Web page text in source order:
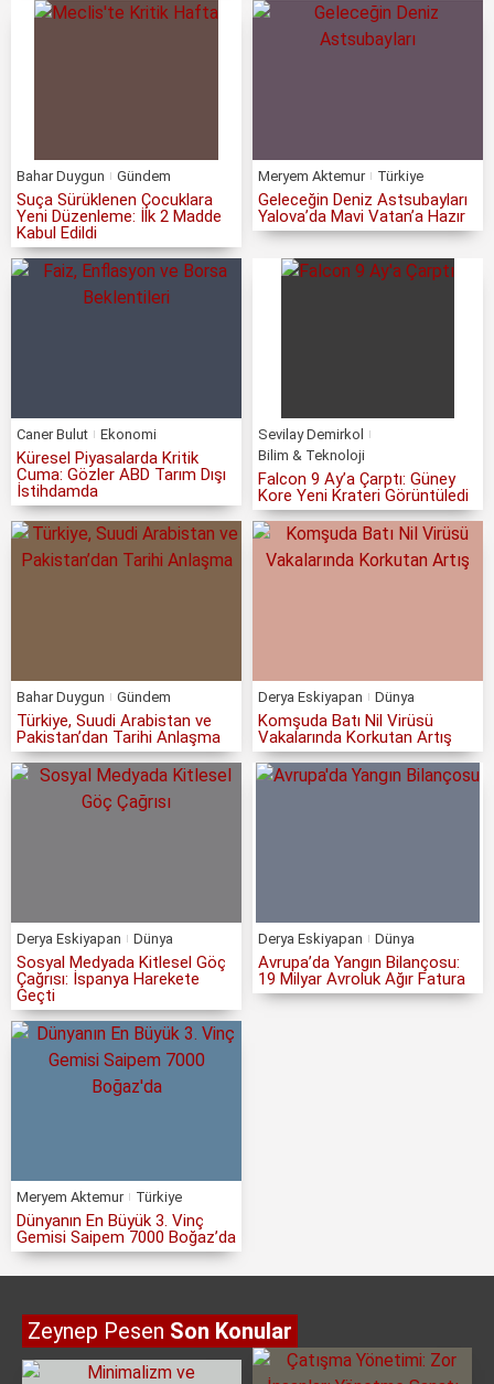
Bahar Duygun Gündem
Suça Sürüklenen Çocuklara
Yeni Düzenleme: İlk 2 Madde
Kabul Edildi
Meryem Aktemur Türkiye
Geleceğin Deniz Astsubayları
Yalova’da Mavi Vatan’a Hazır
Caner Bulut Ekonomi
Küresel Piyasalarda Kritik
Cuma: Gözler ABD Tarım Dışı
İstihdamda
Sevilay Demirkol
Bilim & Teknoloji
Falcon 9 Ay’a Çarptı: Güney
Kore Yeni Krateri Görüntüledi
Bahar Duygun Gündem
Türkiye, Suudi Arabistan ve
Pakistan’dan Tarihi Anlaşma
Derya Eskiyapan Dünya
Komşuda Batı Nil Virüsü
Vakalarında Korkutan Artış
Derya Eskiyapan Dünya
Sosyal Medyada Kitlesel Göç
Çağrısı: İspanya Harekete
Geçti
Derya Eskiyapan Dünya
Avrupa’da Yangın Bilançosu:
19 Milyar Avroluk Ağır Fatura
Meryem Aktemur Türkiye
Dünyanın En Büyük 3. Vinç
Gemisi Saipem 7000 Boğaz’da
Zeynep Pesen Son Konular